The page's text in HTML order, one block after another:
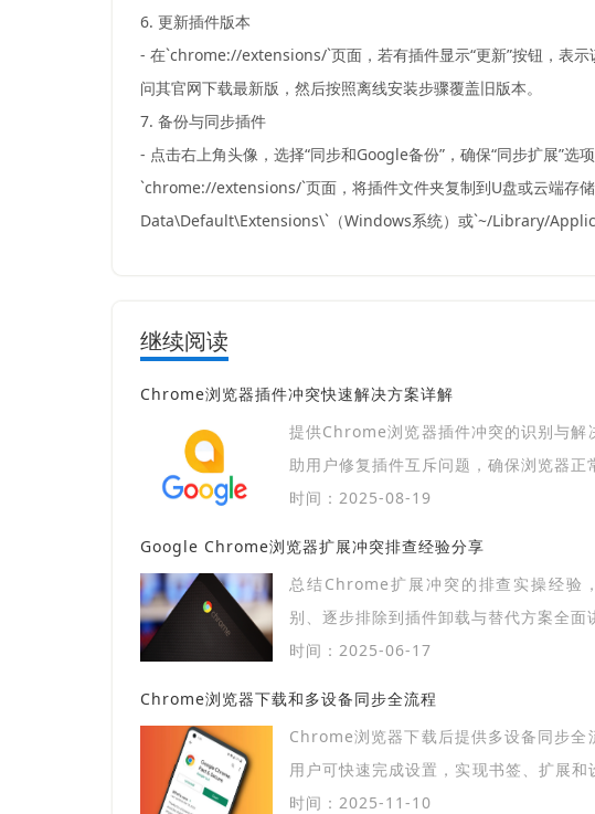
6. 更新插件版本
- 在`chrome://extensions/`页面，若有插件显示“更新”按钮，表
问其官网下载最新版，然后按照离线安装步骤覆盖旧版本。
7. 备份与同步插件
- 点击右上角头像，选择“同步和Google备份”，确保“同步扩展”
`chrome://extensions/`页面，将插件文件夹复制到U盘或云端
Data\Default\Extensions\`（Windows系统）或`~/Library/
继续阅读
Chrome浏览器插件冲突快速解决方案详解
提供Chrome浏览器插件冲突的识别与解
助用户修复插件互斥问题，确保浏览器正
时间：2025-08-19
Google Chrome浏览器扩展冲突排查经验分享
总结Chrome扩展冲突的排查实操经验
别、逐步排除到插件卸载与替代方案全面
时间：2025-06-17
Chrome浏览器下载和多设备同步全流程
Chrome浏览器下载后提供多设备同步全
用户可快速完成设置，实现书签、扩展和
统一管理。
时间：2025-11-10